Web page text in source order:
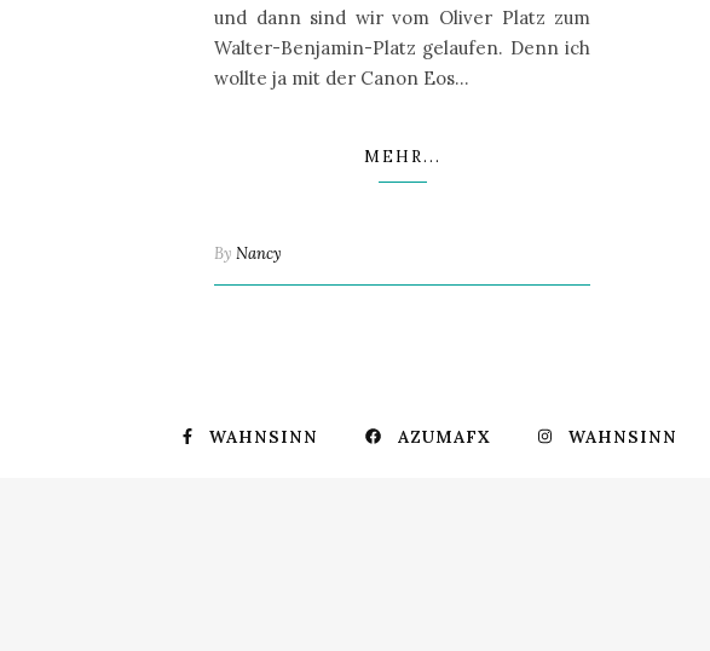
und dann sind wir vom Oliver Platz zum
Walter-Benjamin-Platz gelaufen. Denn ich
wollte ja mit der Canon Eos…
MEHR...
By Nancy
WAHNSINN AZUMAFX WAHNSINN